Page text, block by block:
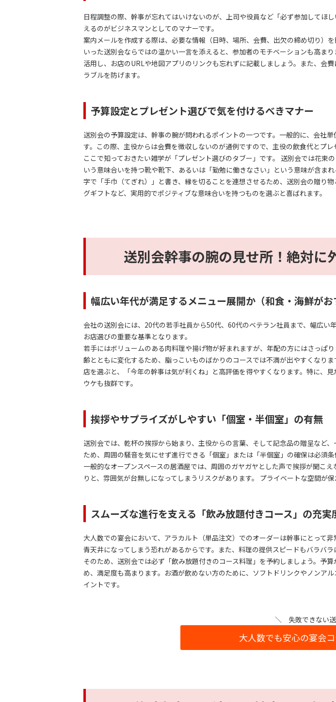
日程調整の際、幹事が忘れてはいけないのが、上司や役員など「必ず参加してほ
えるのがビジネスマンとしてのマナーです。
案内メールを作成する際は、必要な情報（日時、場所、会費、出欠の締め切り）
いった送別会ならではの温かい一言を添えると、参加者のモチベーションも高ま
活用し、お店のURLや地図アプリのリンクも忘れずに記載しましょう。また、会
ラブルを防げます。
予算設定とプレゼント選びで気を付けるべきマナー
送別会の予算設定は、幹事の腕が問われるポイントの一つです。一般的に、会社
す。この際、主役からは会費を徴収しないのが通例ですので、主役の飲食代とプ
ここで知っておきたい雑学が「プレゼント選びのタブー」です。 送別会では花
いう意味合いを持つ靴や靴下、あるいは「勤勉に働きなさい」という意味が含ま
字で「手巾（てぎれ）」と書き、縁を切ることを連想させるため、送別会の贈り
グギフトなど、実用的でポジティブな意味合いを持つものを選ぶと喜ばれます。
送別会幹事の腕の見せ所！絶対に
幅広い年代が満足するメニュー展開か（和食・海鮮がお
会社の送別会には、20代の若手社員から50代、60代のベテラン社員まで、幅広
お店選びの重要な基準となります。
若手にはボリュームのある肉料理や揚げ物が好まれますが、年配の方にはさっぱ
齢とともに変化するため、脂っこいものばかりのコースでは不満が出やすくなり
店を選ぶと、「今年の幹事は気が利くね」と高評価を得やすくなります。特に、
ウケも抜群です。
挨拶やサプライズがしやすい「個室・半個室」の有無
送別会では、乾杯の挨拶から始まり、主役からの言葉、そして記念品の贈呈など
ため、周囲の騒音を気にせず進行できる「個室」または「半個室」の確保は必須条
一般的なオープンスペースの居酒屋では、周囲のガヤガヤとした声で挨拶が聞こ
りと、雰囲気が台無しになってしまうリスクがあります。 プライベートな空間が
スムーズな進行を支える「飲み放題付きコース」の充実
大人数での宴会において、アラカルト（単品注文）でのオーダーは幹事にとって
青天井になってしまう恐れがあるからです。また、料理の提供スピードもバラバラ
そのため、送別会では必ず「飲み放題付きのコース料理」を予約しましょう。予
め、満足度も高まります。お酒が飲めない方のために、ソフトドリンクやノンア
イントです。
＼ 失敗できない
大人数でも安心の宴会